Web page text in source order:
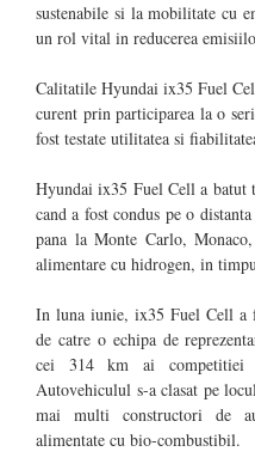
sustenabile si la mobilitate cu
un rol vital in reducerea
Calitatile Hyundai ix35 Fuel
curent prin participarea la o
fost testate utilitatea si
Hyundai ix35 Fuel Cell a batut
cand a fost condus pe o
pana la Monte Carlo,
alimentare cu hidrogen, in
In luna iunie, ix35 Fuel Cell a
de catre o echipa de
cei 314 km ai competitiei
Autovehiculul s-a clasat pe
mai multi constructori de
alimentate cu bio-combustibil.